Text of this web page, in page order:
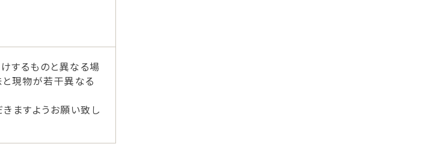
するものと異なる場
と現物が若干異なる
ますようお願い致し